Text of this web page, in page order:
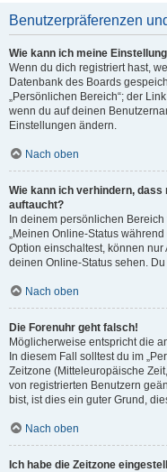
Benutzerpräferenzen
Wie kann ich meine
Wenn du dich registriert hast,
Datenbank des Boards
„Persönlichen Bereich“; der
wenn du auf deinen
Einstellungen ändern.
Nach oben
Wie kann ich verhindern,
auftaucht?
In deinem persönlichen
„Meinen Online-Status
Option einschaltest, können
deinen Online-Status sehen.
Nach oben
Die Forenuhr geht falsch!
Möglicherweise entspricht die
In diesem Fall solltest du im
Zeitzone (Mitteleuropäische
von registrierten Benutzern
bist, ist dies ein guter Grund,
Nach oben
Ich habe die Zeitzone